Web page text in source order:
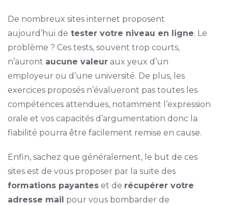
De nombreux sites internet proposent
aujourd’hui de tester votre niveau en ligne. Le
problème ? Ces tests, souvent trop courts,
n’auront aucune valeuraux yeux d’un
employeur ou d’une université. De plus, les
exercices proposés n’évalueront pas toutes les
compétences attendues, notamment l’expression
orale et vos capacités d’argumentation donc la
fiabilité pourra être facilement remise en cause.
Enfin, sachez que généralement, le but de ces
sites est de vous proposer par la suite des
formations payanteset de récupérer votre
adresse mail pour vous bombarder de